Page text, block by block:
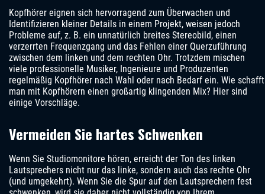
Kopfhörer eignen sich hervorragend zum Überwachen und
Identifizieren kleiner Details in einem Projekt, weisen jedoch
Probleme auf, z. B. ein unnatürlich breites Stereobild, einen
verzerrten Frequenzgang und das Fehlen einer Querzuführung
zwischen dem linken und dem rechten Ohr. Trotzdem mischen
viele professionelle Musiker, Ingenieure und Produzenten
regelmäßig Kopfhörer nach Wahl oder nach Bedarf ein. Wie schafft
man mit Kopfhörern einen großartig klingenden Mix? Hier sind
einige Vorschläge.
Vermeiden Sie hartes Schwenken
Wenn Sie Studiomonitore hören, erreicht der Ton des linken
Lautsprechers nicht nur das linke, sondern auch das rechte Ohr
(und umgekehrt). Wenn Sie die Spur auf den Lautsprechern fest